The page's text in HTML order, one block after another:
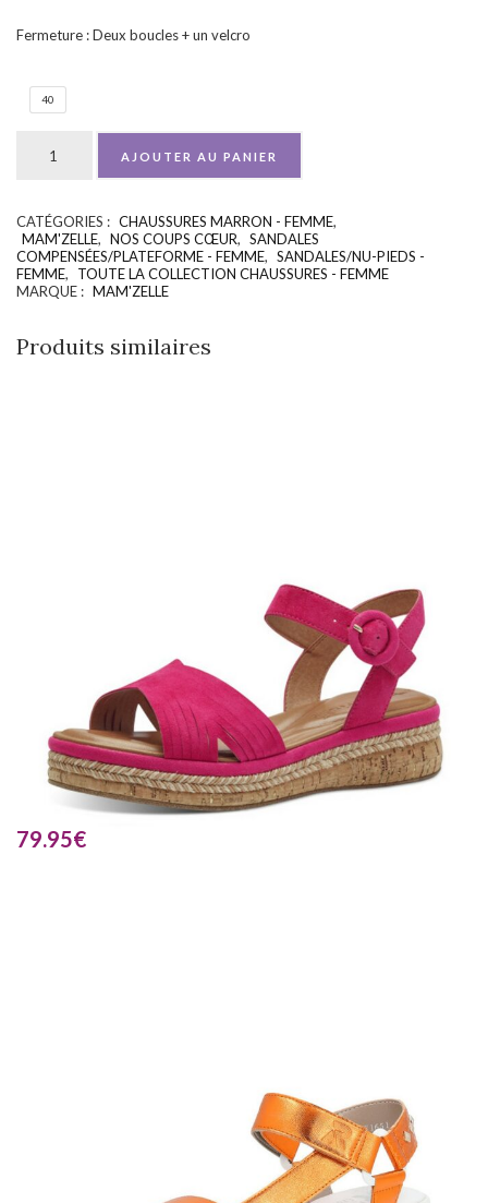
Fermeture : Deux boucles + un velcro
40
AJOUTER AU PANIER
CATÉGORIES : CHAUSSURES MARRON - FEMME,
MAM'ZELLE, NOS COUPS CŒUR, SANDALES
COMPENSÉES/PLATEFORME - FEMME, SANDALES/NU-PIEDS -
FEMME,
TOUTE LA COLLECTION CHAUSSURES - FEMME
MARQUE : MAM'ZELLE
Produits similaires
79.95€